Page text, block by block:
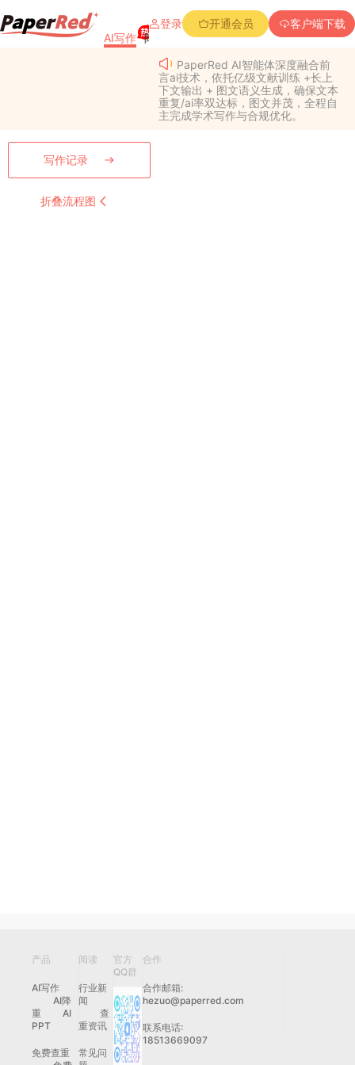
AI写作 降重复率 降Aigc率 免费查重 PPT创作
登录 开通会员 客户端下载
PaperRed AI智能体深度融合前
言ai技术，依托亿级文献训练 +长上
下文输出 + 图文语义生成，确保文本
重复/ai率双达标，图文并茂，全程自
主完成学术写作与合规优化。
写作记录
折叠流程图
产品
AI写作
AI降
重
AI
PPT
免费查重
阅读
行业新
闻
查
重资讯
常见问
官方
QQ群
合作
合作邮箱:
hezuo@paperred.com
联系电话:
18513669097